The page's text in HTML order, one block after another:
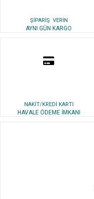
ŞİPARİŞ VERİN
AYNI GÜN KARGO
NAKİT/KREDİ KARTI
HAVALE ÖDEME İMKANI